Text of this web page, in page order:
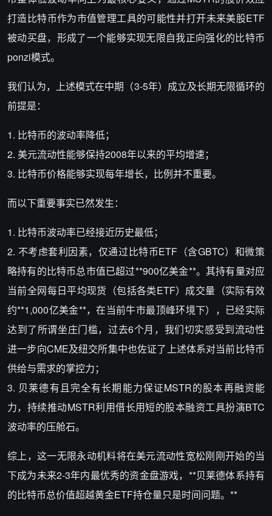
打造比特币作为市值管理工具的可能性并打开未来美股ETF
被动买盘，形成了一个能够实现无限自我正向强化的比特币
ponzi模式。
我们认为，上述模式在中期（3-5年）成立及长期无限循环的
前提是：
1. 比特币的波动率降低；
2. 美元流动性能够保持2008年以来的平均增速；
3. 比特币价格能够实现每年增长，比例并不重要。
而以下重要事实已然发生：
1. 比特币波动率已经接近历史最低；
2. 不考虑套利因素，仅通过比特币ETF（含GBTC）和微策
略持有的比特币总市值已超过**900亿美金**。其持有量对应
当前全网每日平均现货（包括各类ETF）成交量（实际有效
约**1,000亿美金**，在当前牛市最顶峰环境下），已经实际
达到了所谓坐庄门槛，过去6个月，我们切实感受到流动性
进一步向CME及纽交所集中也佐证了上述体系对当前比特币
供给与需求的掌控力；
3. 贝莱德有且完全有长期能力保证MSTR的股本再融资能
力，持续推动MSTR利用借长用短的股本融资工具扮演BTC
波动率的压舱石。
综上，这一无限永动机料将在美元流动性宽松刚刚开始的当
下成为未来2-3年内最优秀的资金盘游戏，**贝莱德体系持有
的比特币总价值超越黄金ETF持仓量只是时间问题。**